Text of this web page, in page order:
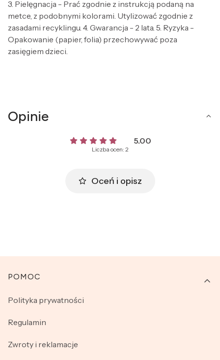
3. Pielęgnacja - Prać zgodnie z instrukcją podaną na
metce, z podobnymi kolorami. Utylizować zgodnie z
zasadami recyklingu. 4. Gwarancja - 2 lata. 5. Ryzyka -
Opakowanie (papier, folia) przechowywać poza
zasięgiem dzieci.
Opinie
5.00
Liczba ocen: 2
Oceń i opisz
Linki w stopce
POMOC
Polityka prywatności
Regulamin
Zwroty i reklamacje